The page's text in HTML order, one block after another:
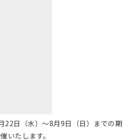
22日（水）～8月9日（日）までの期
いたします。